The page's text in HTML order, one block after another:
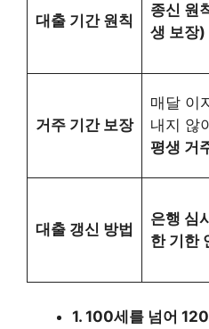
대출 기간 원칙
종신 원
생 보장)
거주 기간 보장
매달 이
내지 않
평생 거
대출 갱신 방법
은행 심
한 기한
1. 100세를 넘어